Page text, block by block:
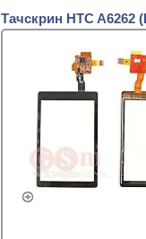
Тачскрин HTC A6262